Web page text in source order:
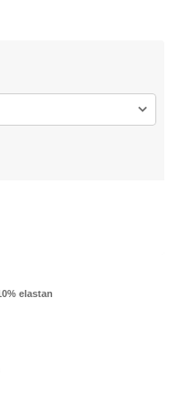
elastan